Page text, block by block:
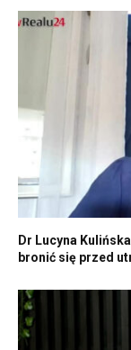
Dr Lucyna
bronić się przed